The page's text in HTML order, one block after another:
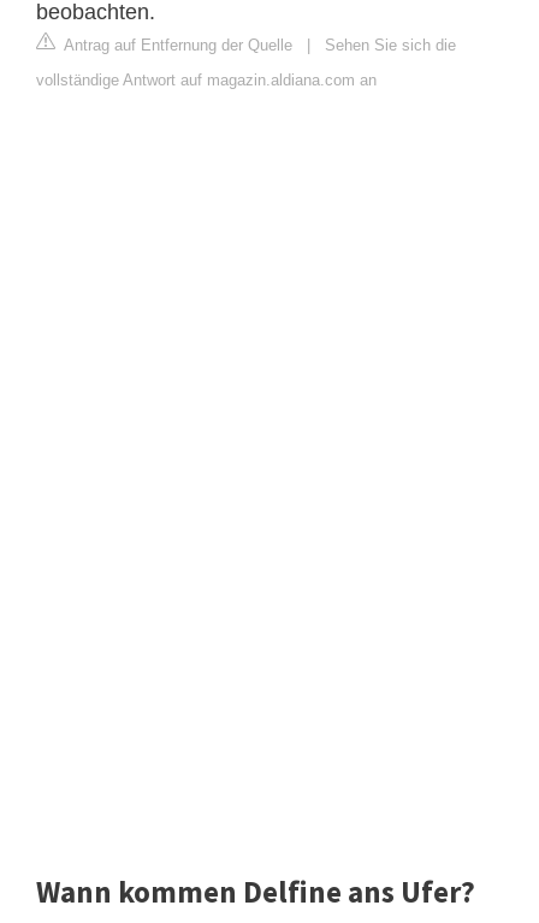
beobachten.
Antrag auf Entfernung der Quelle | Sehen Sie sich die
vollständige Antwort auf magazin.aldiana.com an
Wann kommen Delfine ans Ufer?